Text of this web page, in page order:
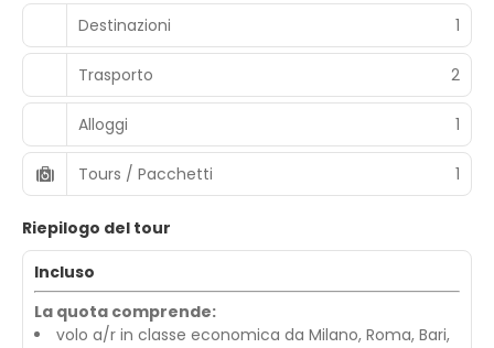
Destinazioni
1
Trasporto 2
Alloggi 1
Tours / Pacchetti 1
Riepilogo del tour
Incluso
La quota comprende:
volo a/r in classe economica da Milano, Roma, Bari,